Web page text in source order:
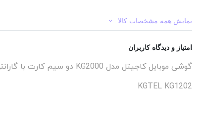
نمایش همه مشخصات کالا
امتیاز و دیدگاه کاربران
گوشی موبایل کاجیتل مدل KG2000 دو سیم‌ کارت با گارانتی و کد ریجستری
KGTEL KG1202